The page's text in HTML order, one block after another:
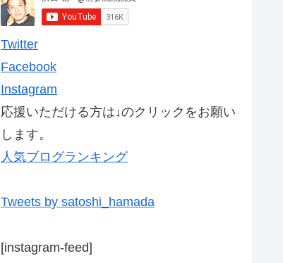
Twitter
Facebook
Instagram
応援いただける方は↓のクリックをお願い
します。
人気ブログランキング
Tweets by satoshi_hamada
[instagram-feed]